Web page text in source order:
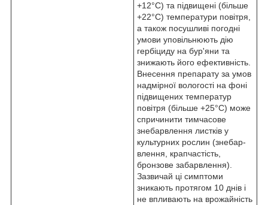
+12°С) та підвищені (більше
+22°С) температури повітря,
а також посушливі погодні
умови уповільнюють дію
гербіциду на бур'яни та
знижають його ефективність.
Внесення препарату за умов
надмірної вологості на фоні
підвищених температур
повітря (більше +25°С) може
спричинити тимчасове
знебарвлення листків у
культурних рослин (знебар­
влення, крапчастість,
бронзове забарвлення).
Зазвичай ці симптоми
зникають протягом 10 днів і
не впливають на врожайність